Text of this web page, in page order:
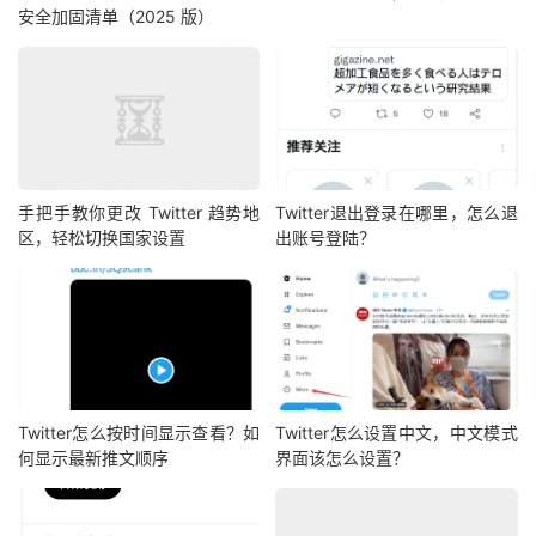
安全加固清单（2025 版）
手把手教你更改 Twitter 趋势地
区，轻松切换国家设置
Twitter退出登录在哪里，怎么退
出账号登陆？
Twitter怎么按时间显示查看？如
何显示最新推文顺序
Twitter怎么设置中文，中文模式
界面该怎么设置？